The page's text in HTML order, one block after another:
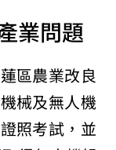
業問題
區農業改良
械及無人機
照考試，並